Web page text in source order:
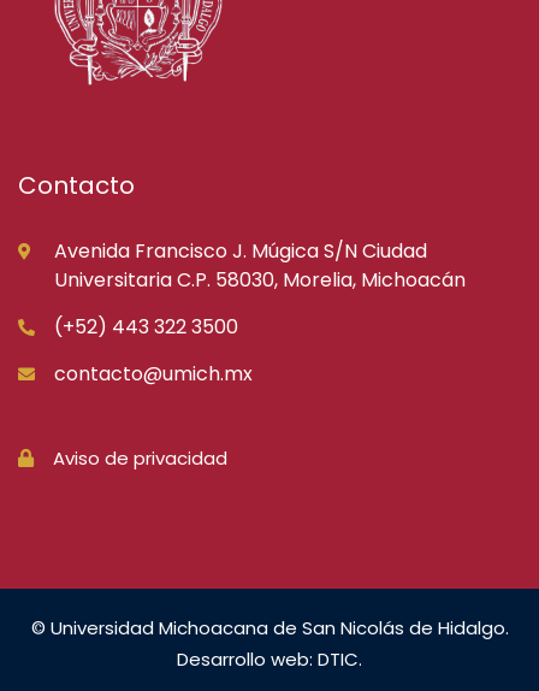
Contacto
Avenida Francisco J. Múgica S/N Ciudad
Universitaria C.P. 58030, Morelia, Michoacán
(+52) 443 322 3500
contacto@umich.mx
Aviso de privacidad
© Universidad Michoacana de San Nicolás de Hidalgo.
Desarrollo web: DTIC.